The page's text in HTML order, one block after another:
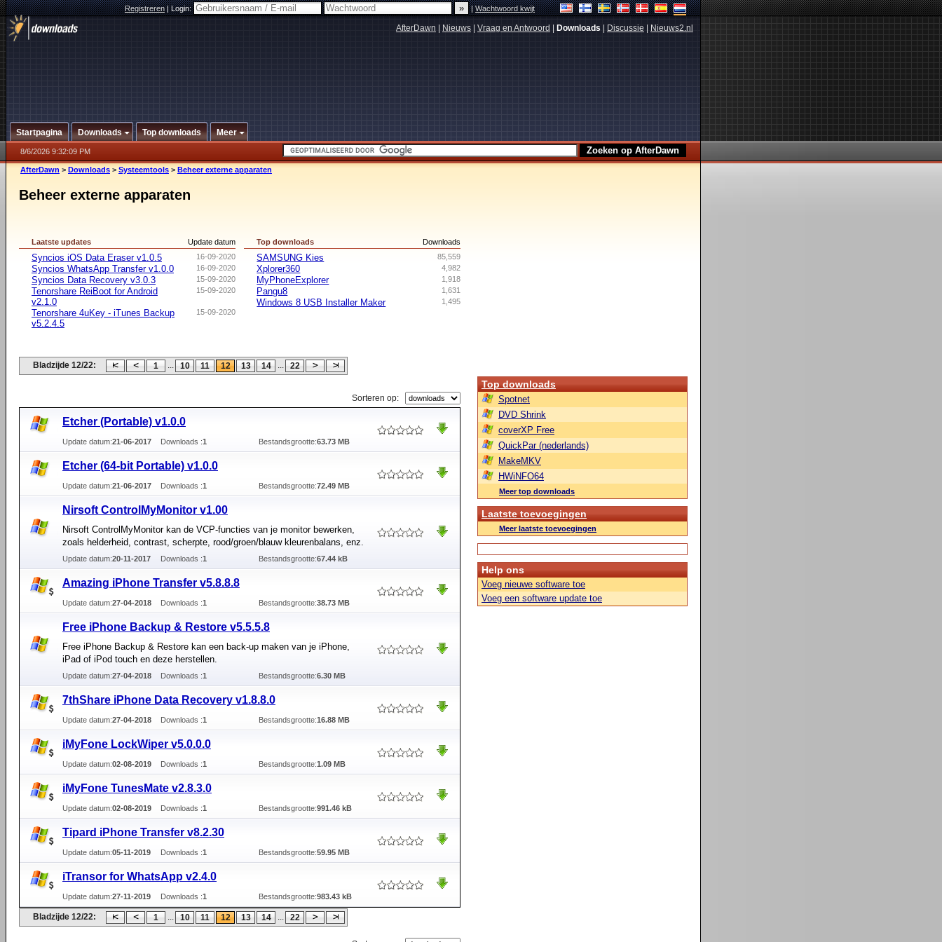
Registreren|Login: |Wachtwoord kwijt
AfterDawn Nieuws Vraag en Antwoord Downloads Discussie Nieuws2.nl
Startpagina Downloads Top downloads Meer
8/6/2026 9:32:09 PM
AfterDawn > Downloads > Systeemtools > Beheer externe apparaten
Beheer externe apparaten
Update datum
Laatste updates
16-09-2020
Syncios iOS Data Eraser v1.0.5
16-09-2020
Syncios WhatsApp Transfer v1.0.0
15-09-2020
Syncios Data Recovery v3.0.3
15-09-2020
Tenorshare ReiBoot for Android
v2.1.0
15-09-2020
Tenorshare 4uKey - iTunes Backup
v5.2.4.5
Downloads
Top downloads
85,559
SAMSUNG Kies
4,982
Xplorer360
1,918
MyPhoneExplorer
1,631
Pangu8
1,495
Windows 8 USB Installer Maker
Bladzijde 12/22: 1 ... 10 11 12 13 14 ... 22
Sorteren op:
Etcher (Portable) v1.0.0
Update datum:21-06-2017 Downloads :1 Bestandsgrootte:63.73 MB
Etcher (64-bit Portable) v1.0.0
Update datum:21-06-2017 Downloads :1 Bestandsgrootte:72.49 MB
Nirsoft ControlMyMonitor v1.00
Nirsoft ControlMyMonitor kan de VCP-functies van je monitor bewerken,
zoals helderheid, contrast, scherpte, rood/groen/blauw kleurenbalans, enz.
Update datum:20-11-2017 Downloads :1 Bestandsgrootte:67.44 kB
Amazing iPhone Transfer v5.8.8.8
Update datum:27-04-2018 Downloads :1 Bestandsgrootte:38.73 MB
Free iPhone Backup & Restore v5.5.5.8
Free iPhone Backup & Restore kan een back-up maken van je iPhone,
iPad of iPod touch en deze herstellen.
Update datum:27-04-2018 Downloads :1 Bestandsgrootte:6.30 MB
7thShare iPhone Data Recovery v1.8.8.0
Update datum:27-04-2018 Downloads :1 Bestandsgrootte:16.88 MB
iMyFone LockWiper v5.0.0.0
Update datum:02-08-2019 Downloads :1 Bestandsgrootte:1.09 MB
iMyFone TunesMate v2.8.3.0
Update datum:02-08-2019 Downloads :1 Bestandsgrootte:991.46 kB
Tipard iPhone Transfer v8.2.30
Update datum:05-11-2019 Downloads :1 Bestandsgrootte:59.95 MB
iTransor for WhatsApp v2.4.0
Update datum:27-11-2019 Downloads :1 Bestandsgrootte:983.43 kB
Bladzijde 12/22: 1 ... 10 11 12 13 14 ... 22
Top downloads
Spotnet
DVD Shrink
coverXP Free
QuickPar (nederlands)
MakeMKV
HWiNFO64
Meer top downloads
Laatste toevoegingen
Meer laatste toevoegingen
Help ons
Voeg nieuwe software toe
Voeg een software update toe